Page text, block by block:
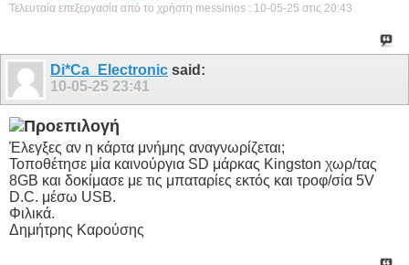
Τελευταία επεξεργασία από το χρήστη messinios : 10-05-25 στις 20:43
Di*Ca_Electronic said:
10-05-25 23:41
Έλεγξες αν η κάρτα μνήμης αναγνωρίζεται;
Τοποθέτησε μία καινούργια SD μάρκας Kingston χωρ/τας
8GB και δοκίμασε με τις μπαταρίες εκτός και τροφ/σία 5V
D.C. μέσω USB.
Φιλικά.
Δημήτρης Καρούσης